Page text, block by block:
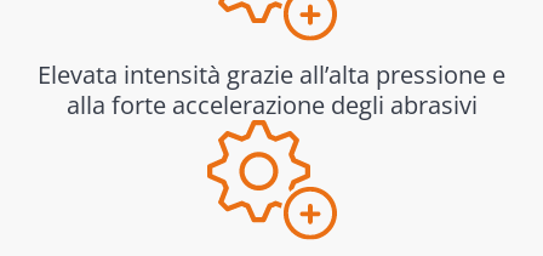
Elevata intensità grazie all’alta pressione e
alla forte accelerazione degli abrasivi